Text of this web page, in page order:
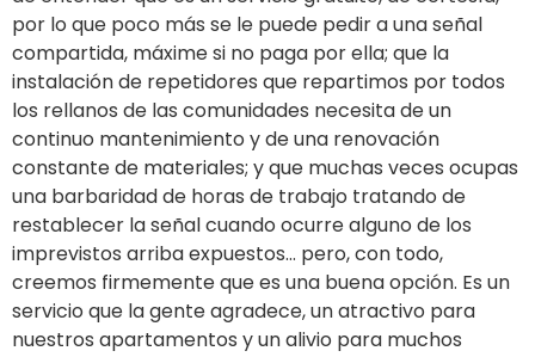
por lo que poco más se le puede pedir a una señal
compartida, máxime si no paga por ella; que la
instalación de repetidores que repartimos por todos
los rellanos de las comunidades necesita de un
continuo mantenimiento y de una renovación
constante de materiales; y que muchas veces ocupas
una barbaridad de horas de trabajo tratando de
restablecer la señal cuando ocurre alguno de los
imprevistos arriba expuestos… pero, con todo,
creemos firmemente que es una buena opción. Es un
servicio que la gente agradece, un atractivo para
nuestros apartamentos y un alivio para muchos